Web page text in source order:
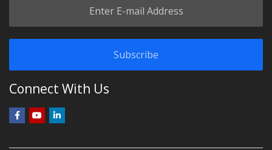
Connect With Us